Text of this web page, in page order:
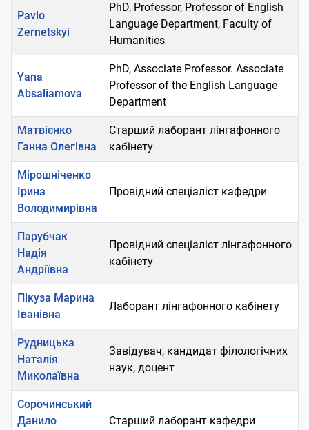
Pavlo
Zernetskyi
PhD, Professor, Professor of English
Language Department, Faculty of
Humanities
Yana
Absaliamova
PhD, Associate Professor. Associate
Professor of the English Language
Department
Матвієнко
Ганна Олегівна
Старший лаборант лінгафонного
кабінету
Мірошніченко
Ірина
Володимирівна
Провідний спеціаліст кафедри
Парубчак
Надія
Андріївна
Провідний спеціаліст лінгафонного
кабінету
Пікуза Марина
Іванівна
Лаборант лінгафонного кабінету
Рудницька
Наталія
Миколаївна
Завідувач, кандидат філологічних
наук, доцент
Сорочинський
Данило
Старший лаборант кафедри